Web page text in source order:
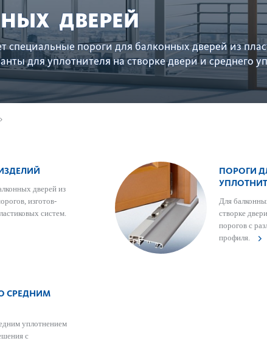
ДВЕРЕЙ
специальные пороги для балконных дверей из
для уплотнителя на створке двери и среднего
дверей из
изготов­
систем.
ПОРОГИ
Для
створке
пор­огов с
профиля.
СРЕДНИМ
уплотнением
с